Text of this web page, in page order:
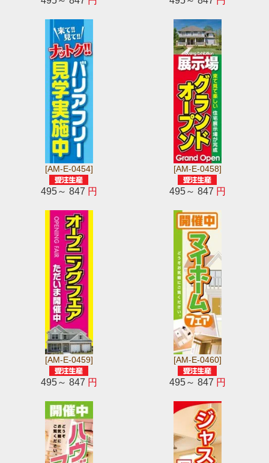
[AM-E-0454]
495～ 847 円
[AM-E-0458]
495～ 847 円
[AM-E-0459]
495～ 847 円
[AM-E-0460]
495～ 847 円